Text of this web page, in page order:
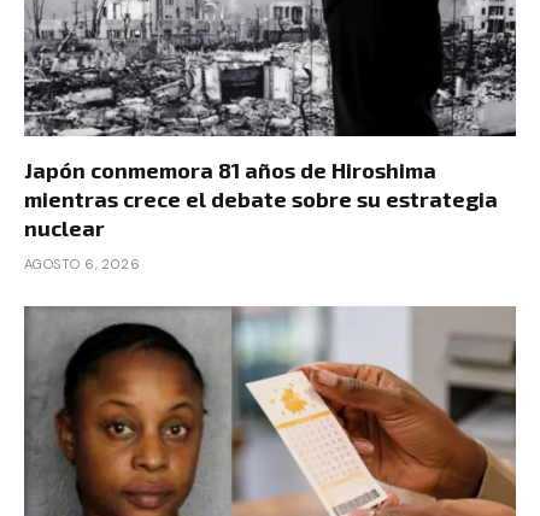
Japón conmemora 81 años de Hiroshima
mientras crece el debate sobre su estrategia
nuclear
AGOSTO 6, 2026